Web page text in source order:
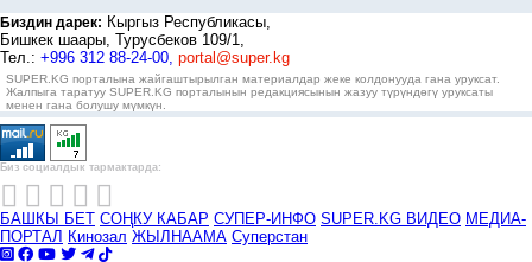
Биздин дарек: Кыргыз Республикасы,
Бишкек шаары, Турусбеков 109/1,
Тел.: +996 312 88-24-00, portal@super.kg
SUPER.KG порталына жайгаштырылган материалдар жеке колдонууда гана уруксат.
Жалпыга таратуу SUPER.KG порталынын редакциясынын жазуу түрүндөгү уруксаты
менен гана болушу мүмкүн.
Биз социалдык тармактарда:
БАШКЫ БЕТ СОҢКУ КАБАР СУПЕР-ИНФО SUPER.KG ВИДЕО МЕДИА-
ПОРТАЛ Кинозал ЖЫЛНААМА Суперстан